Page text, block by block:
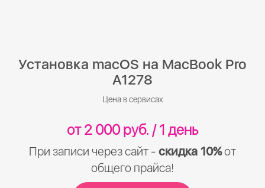
Установка macOS на MacBook Pro
A1278
Цена в сервисах
от 2 000 руб. / 1 день
При записи через сайт - скидка 10%от
общего прайса!